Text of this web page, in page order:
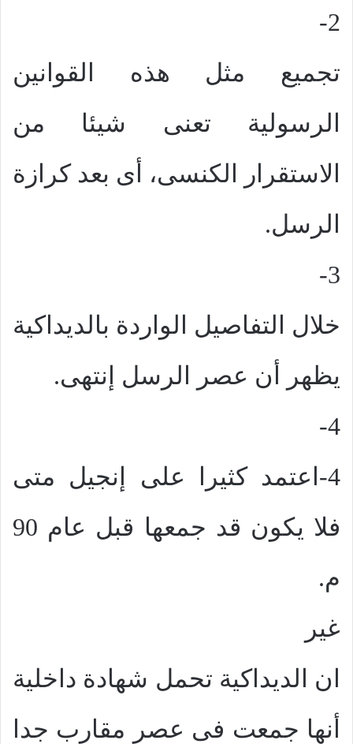
2-
تجميع مثل هذه القوانين
الرسولية تعنى شيئا من
الاستقرار الكنسى، أى بعد كرازة
الرسل.
3-
خلال التفاصيل الواردة بالديداكية
يظهر أن عصر الرسل إنتهى.
4-
4-اعتمد كثيرا على إنجيل متى
فلا يكون قد جمعها قبل عام 90
م.
غير
ان الديداكية تحمل شهادة داخلية
أنها جمعت فى عصر مقارب جدا